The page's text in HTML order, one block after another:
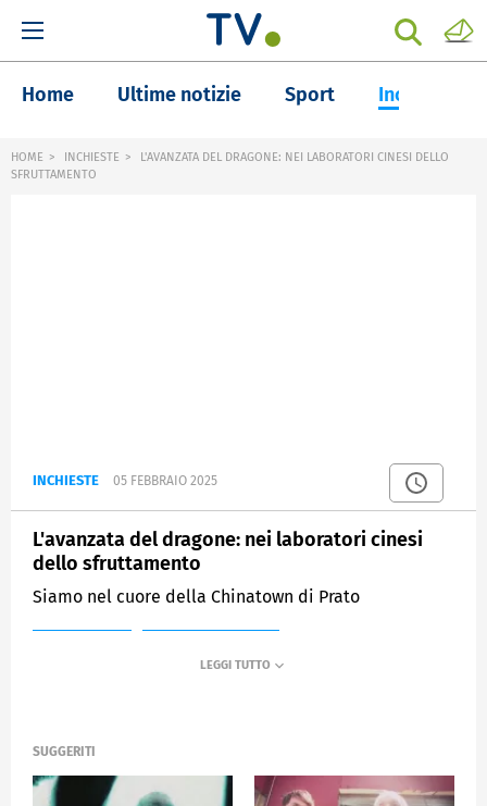
Home Ultime notizie Sport Inchieste
HOME INCHIESTE
L'AVANZATA DEL DRAGONE: NEI LABORATORI CINESI DELLO
SFRUTTAMENTO
INCHIESTE 05 FEBBRAIO 2025
L'avanzata del dragone: nei laboratori cinesi
dello sfruttamento
Siamo nel cuore della Chinatown di Prato
SUGGERITI